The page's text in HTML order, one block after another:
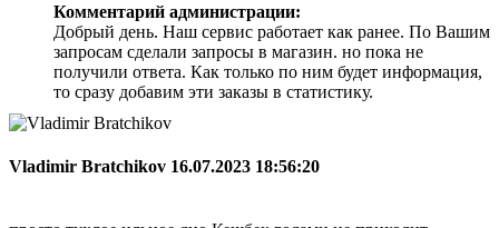
Комментарий администрации:
Добрый день. Наш сервис работает как ранее. По Вашим
запросам сделали запросы в магазин. но пока не
получили ответа. Как только по ним будет информация,
то сразу добавим эти заказы в статистику.
Vladimir Bratchikov 16.07.2023 18:56:20